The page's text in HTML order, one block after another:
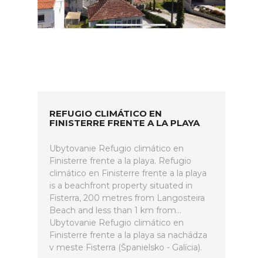
REFUGIO CLIMÁTICO EN
FINISTERRE FRENTE A LA PLAYA
Ubytovanie Refugio climático en
Finisterre frente a la playa. Refugio
climático en Finisterre frente a la playa
is a beachfront property situated in
Fisterra, 200 metres from Langosteira
Beach and less than 1 km from...
Ubytovanie Refugio climático en
Finisterre frente a la playa sa nachádza
v meste Fisterra (Španielsko - Galícia).